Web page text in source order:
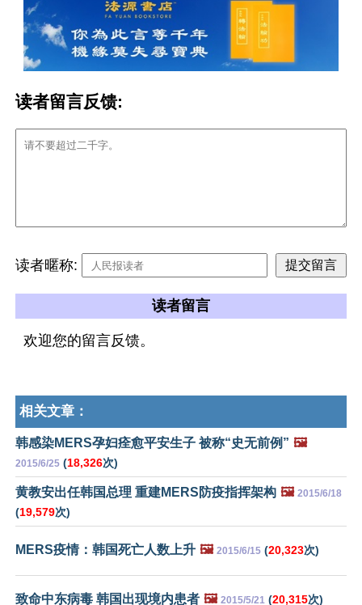
读者留言反馈:
读者暱称:
读者留言
欢迎您的留言反馈。
相关文章：
韩感染MERS孕妇痊愈平安生子 被称“史无前例” 🖼️
2015/6/25 (18,326次)
黄教安出任韩国总理 重建MERS防疫指挥架构 🖼️ 2015/6/18
(19,579次)
MERS疫情：韩国死亡人数上升 🖼️ 2015/6/15 (20,323次)
致命中东病毒 韩国出现境内患者 🖼️ 2015/5/21 (20,315次)